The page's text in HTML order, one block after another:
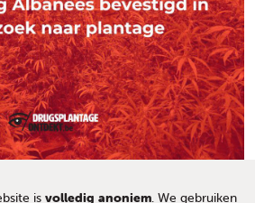
is volledig anoniem. We gebruiken